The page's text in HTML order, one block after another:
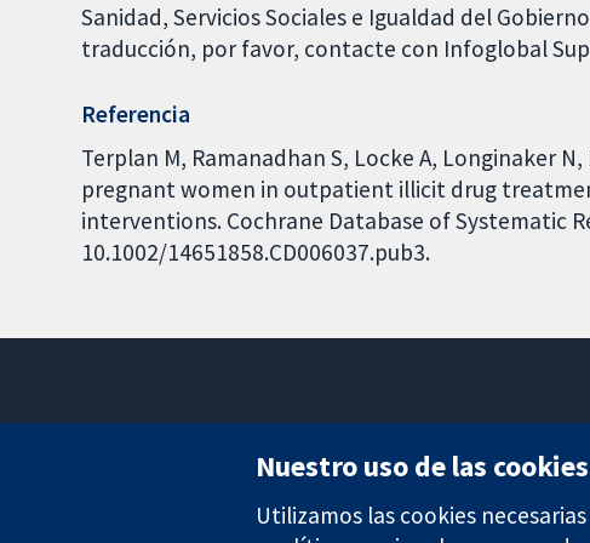
Sanidad, Servicios Sociales e Igualdad del
traducción, por favor, contacte con Infoglobal
Referencia
Terplan M, Ramanadhan S, Locke A, Longinaker
pregnant women in outpatient illicit drug
interventions. Cochrane Database of Systematic
10.1002/14651858.CD006037.pub3.
Nuestro uso de las cookies
Utilizamos las cookies